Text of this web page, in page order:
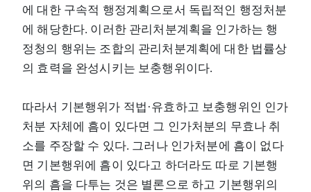
에 대한 구속적 행정계획으로서 독립적인 행정처분
에 해당한다. 이러한 관리처분계획을 인가하는 행
정청의 행위는 조합의 관리처분계획에 대한 법률상
의 효력을 완성시키는 보충행위이다.
따라서 기본행위가 적법·유효하고 보충행위인 인가
처분 자체에 흠이 있다면 그 인가처분의 무효나 취
소를 주장할 수 있다. 그러나 인가처분에 흠이 없다
면 기본행위에 흠이 있다고 하더라도 따로 기본행
위의 흠을 다투는 것은 별론으로 하고 기본행위의